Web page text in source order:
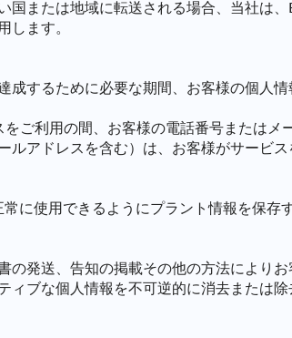
または地域に転送される場合、当社は
します。
するために必要な期間、お客様の個人情
ご利用の間、お客様の電話番号または
ルアドレスを含む）は、お客様がサービ
に使用できるようにプラント情報を保
の発送、告知の掲載その他の方法により
ィブな個人情報を不可逆的に消去または